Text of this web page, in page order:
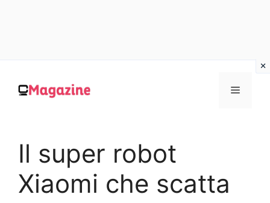
contenuto
MENU
Il super robot
Xiaomi che scatta